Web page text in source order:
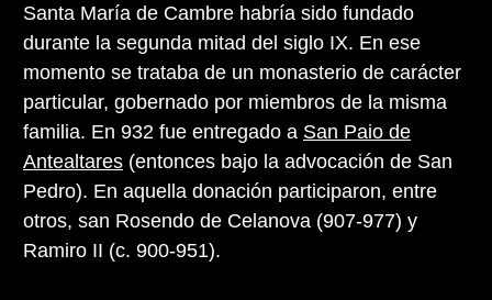
Santa María de Cambre habría sido fundado
durante la segunda mitad del siglo IX. En ese
momento se trataba de un monasterio de carácter
particular, gobernado por miembros de la misma
familia. En 932 fue entregado a San Paio de
Antealtares (entonces bajo la advocación de San
Pedro). En aquella donación participaron, entre
otros, san Rosendo de Celanova (907-977) y
Ramiro II (c. 900-951).